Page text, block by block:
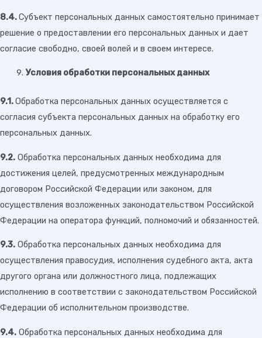
8.4.Субъект персональных данных самостоятельно принимает
решение о предоставлении его персональных данных и дает
согласие свободно, своей волей и в своем интересе.
Условия обработки персональных данных
9.1.Обработка персональных данных осуществляется с
согласия субъекта персональных данных на обработку его
персональных данных.
9.2. Обработка персональных данных необходима для
достижения целей, предусмотренных международным
договором Российской Федерации или законом, для
осуществления возложенных законодательством Российской
Федерации на оператора функций, полномочий и обязанностей.
9.3. Обработка персональных данных необходима для
осуществления правосудия, исполнения судебного акта, акта
другого органа или должностного лица, подлежащих
исполнению в соответствии с законодательством Российской
Федерации об исполнительном производстве.
9.4. Обработка персональных данных необходима для